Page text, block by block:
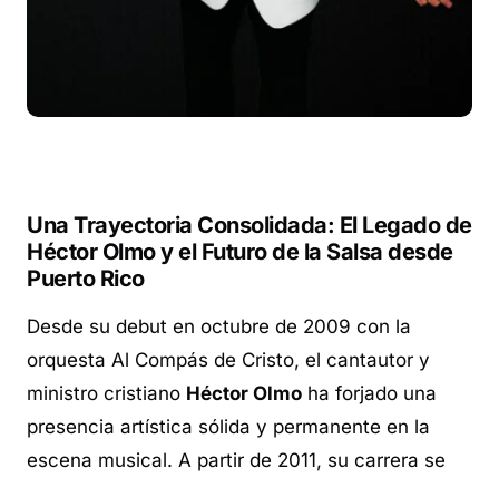
Una Trayectoria Consolidada: El Legado de
Héctor Olmo y el Futuro de la Salsa desde
Puerto Rico
Desde su debut en octubre de 2009 con la
orquesta Al Compás de Cristo, el cantautor y
ministro cristiano Héctor Olmo ha forjado una
presencia artística sólida y permanente en la
escena musical. A partir de 2011, su carrera se